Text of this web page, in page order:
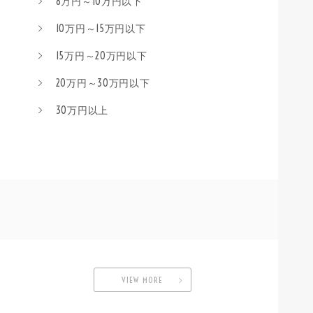
10万円～15万円以下
15万円～20万円以下
20万円～30万円以下
30万円以上
VIEW MORE